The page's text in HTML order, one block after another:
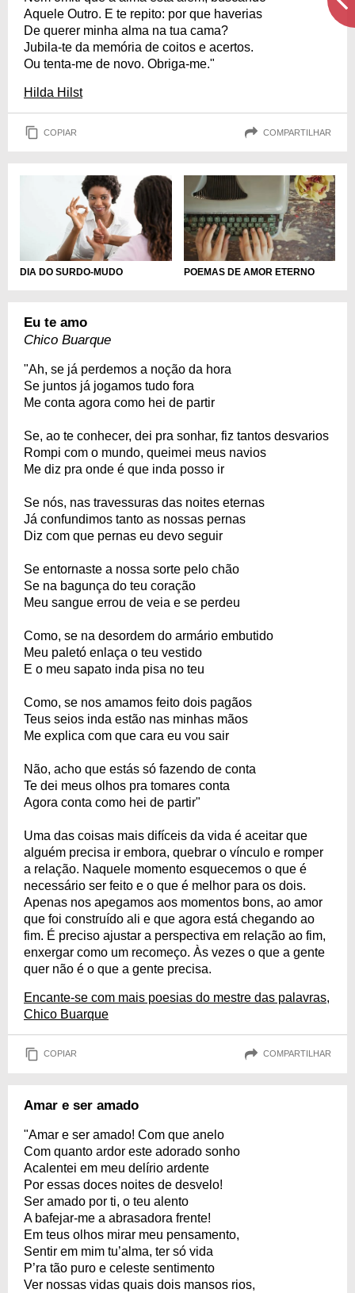
Aquele Outro. E te repito: por que haverias
De querer minha alma na tua cama?
Jubila-te da memória de coitos e acertos.
Ou tenta-me de novo. Obriga-me."
Hilda Hilst
COPIAR COMPARTILHAR
DIA DO SURDO-MUDO POEMAS DE AMOR ETERNO
Eu te amo
Chico Buarque
"Ah, se já perdemos a noção da hora
Se juntos já jogamos tudo fora
Me conta agora como hei de partir
Se, ao te conhecer, dei pra sonhar, fiz tantos desvarios
Rompi com o mundo, queimei meus navios
Me diz pra onde é que inda posso ir
Se nós, nas travessuras das noites eternas
Já confundimos tanto as nossas pernas
Diz com que pernas eu devo seguir
Se entornaste a nossa sorte pelo chão
Se na bagunça do teu coração
Meu sangue errou de veia e se perdeu
Como, se na desordem do armário embutido
Meu paletó enlaça o teu vestido
E o meu sapato inda pisa no teu
Como, se nos amamos feito dois pagãos
Teus seios inda estão nas minhas mãos
Me explica com que cara eu vou sair
Não, acho que estás só fazendo de conta
Te dei meus olhos pra tomares conta
Agora conta como hei de partir"
Uma das coisas mais difíceis da vida é aceitar que
alguém precisa ir embora, quebrar o vínculo e romper
a relação. Naquele momento esquecemos o que é
necessário ser feito e o que é melhor para os dois.
Apenas nos apegamos aos momentos bons, ao amor
que foi construído ali e que agora está chegando ao
fim. É preciso ajustar a perspectiva em relação ao fim,
enxergar como um recomeço. Às vezes o que a gente
quer não é o que a gente precisa.
Encante-se com mais poesias do mestre das palavras,
Chico Buarque
COPIAR COMPARTILHAR
Amar e ser amado
"Amar e ser amado! Com que anelo
Com quanto ardor este adorado sonho
Acalentei em meu delírio ardente
Por essas doces noites de desvelo!
Ser amado por ti, o teu alento
A bafejar-me a abrasadora frente!
Em teus olhos mirar meu pensamento,
Sentir em mim tu’alma, ter só vida
P’ra tão puro e celeste sentimento
Ver nossas vidas quais dois mansos rios,